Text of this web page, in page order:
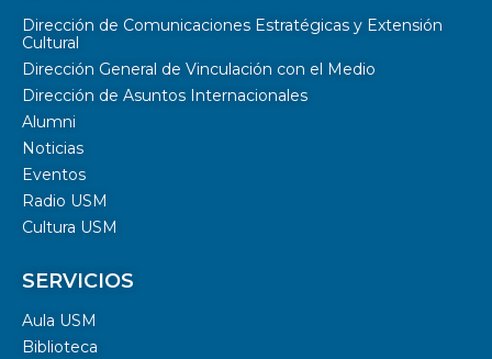
Dirección de Comunicaciones Estratégicas y Extensión
Cultural
Dirección General de Vinculación con el Medio
Dirección de Asuntos Internacionales
Alumni
Noticias
Eventos
Radio USM
Cultura USM
SERVICIOS
Aula USM
Biblioteca